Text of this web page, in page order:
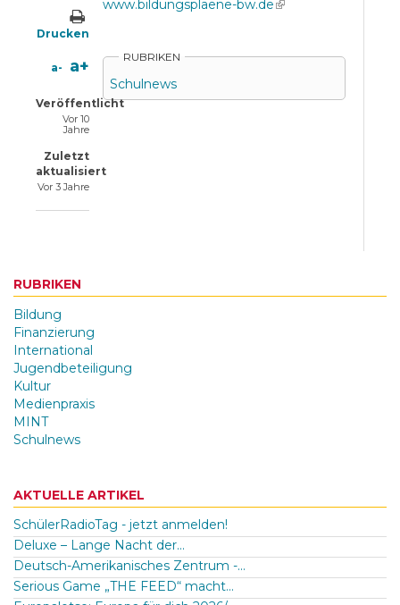
Drucken
a- a+
Veröffentlicht
Vor 10
Jahre
Zuletzt
aktualisiert
Vor 3 Jahre
www.bildungsplaene-bw.de(link is
RUBRIKEN
Schulnews
RUBRIKEN
Bildung
Finanzierung
International
Jugendbeteiligung
Kultur
Medienpraxis
MINT
Schulnews
AKTUELLE ARTIKEL
SchülerRadioTag - jetzt anmelden!
Deluxe – Lange Nacht der...
Deutsch-Amerikanisches Zentrum -...
Serious Game „THE FEED“ macht...